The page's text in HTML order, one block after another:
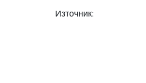
Източник: